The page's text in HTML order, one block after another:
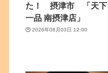
た！ 摂津市 「天下
一品 南摂津店」
2026年08月03日 12:00